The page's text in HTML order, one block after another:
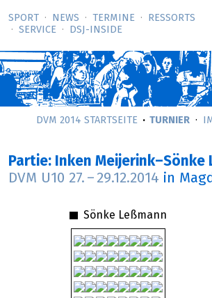
SPORT NEWS TERMINE
RESSORTS
SERVICE
DSJ-­INSIDE
DVM 2014 STARTSEITE TURNIER
Partie: Inken Meijerink–Sönke
DVM U10 27. – 29.12.2014 in
Sönke Leßmann